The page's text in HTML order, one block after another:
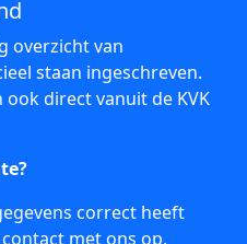
overzicht van
staan ingeschreven.
direct vanuit de KVK
correct heeft
contact met ons op.